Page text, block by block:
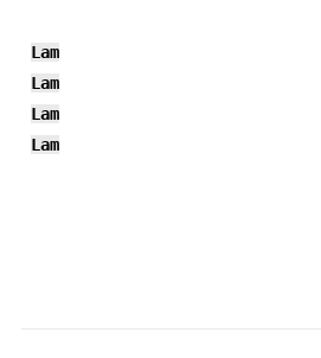
Lam
Lam
Lam
Lam